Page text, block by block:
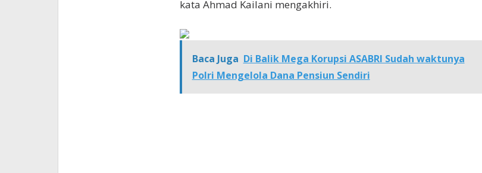
kata Ahmad Kailani mengakhiri.
Baca Juga Di Balik Mega Korupsi ASABRI Sudah waktunya
Polri Mengelola Dana Pensiun Sendiri